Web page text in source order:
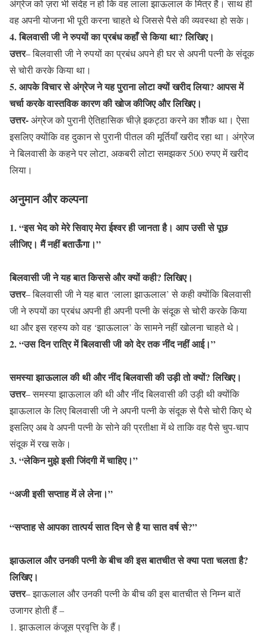
अंग्रेज को ज़रा भी संदेह न हो कि वह लाला झाऊलाल के मित्र है। साथ ही
वह अपनी योजना भी पूरी करना चाहते थे जिससे पैसे की व्यवस्था हो सके।
4. बिलवासी जी ने रुपयों का प्रबंध कहाँ से किया था? लिखिए।
उत्तर– बिलवासी जी ने रुपयों का प्रबंध अपने ही घर से अपनी पत्नी के संदूक
से चोरी करके किया था।
5. आपके विचार से अंग्रेज ने यह पुराना लोटा क्यों खरीद लिया? आपस में
चर्चा करके वास्तविक कारण की खोज कीजिए और लिखिए।
उत्तर-अंग्रेज को पुरानी ऐतिहासिक चीज़े इकट्ठा करने का शौक था। ऐसा
इसलिए क्योंकि वह दुकान से पुरानी पीतल की मूर्तियाँ खरीद रहा था। अंग्रेज
ने बिलवासी के कहने पर लोटा, अकबरी लोटा समझकर 500 रुपए में खरीद
लिया।
अनुमान और कल्पना
1. “इस भेद को मेरे सिवाए मेरा ईश्वर ही जानता है। आप उसी से पूछ
लीजिए। मैं नहीं बताऊँगा।”
बिलवासी जी ने यह बात किससे और क्यों कही? लिखिए।
उत्तर– बिलवासी जी ने यह बात ‘लाला झाऊलाल’ से कही क्योंकि बिलवासी
जी ने रुपयों का प्रबंध अपनी ही अपनी पत्नी के संदूक से चोरी करके किया
था और इस रहस्य को वह ‘झाऊलाल’ के सामने नहीं खोलना चाहते थे।
2. “उस दिन रात्रि में बिलवासी जी को देर तक नींद नहीं आई।”
समस्या झाऊलाल की थी और नींद बिलवासी की उड़ी तो क्यों? लिखिए।
उत्तर– समस्या झाऊलाल की थी और नींद बिलवासी की उड़ी थी क्योंकि
झाऊलाल के लिए बिलवासी जी ने अपनी पत्नी के संदूक से पैसे चोरी किए थे
इसलिए अब वे अपनी पत्नी के सोने की प्रतीक्षा में थे ताकि वह पैसे चुप-चाप
संदूक में रख सके।
3. “लेकिन मुझे इसी जिंदगी में चाहिए।”
“अजी इसी सप्ताह में ले लेना।”
“सप्ताह से आपका तात्पर्य सात दिन से है या सात वर्ष से?”
झाऊलाल और उनकी पत्नी के बीच की इस बातचीत से क्या पता चलता है?
लिखिए।
उत्तर– झाऊलाल और उनकी पत्नी के बीच की इस बातचीत से निम्न बातें
उजागर होती हैं –
झाऊलाल कंजूस प्रवृत्ति के हैं।